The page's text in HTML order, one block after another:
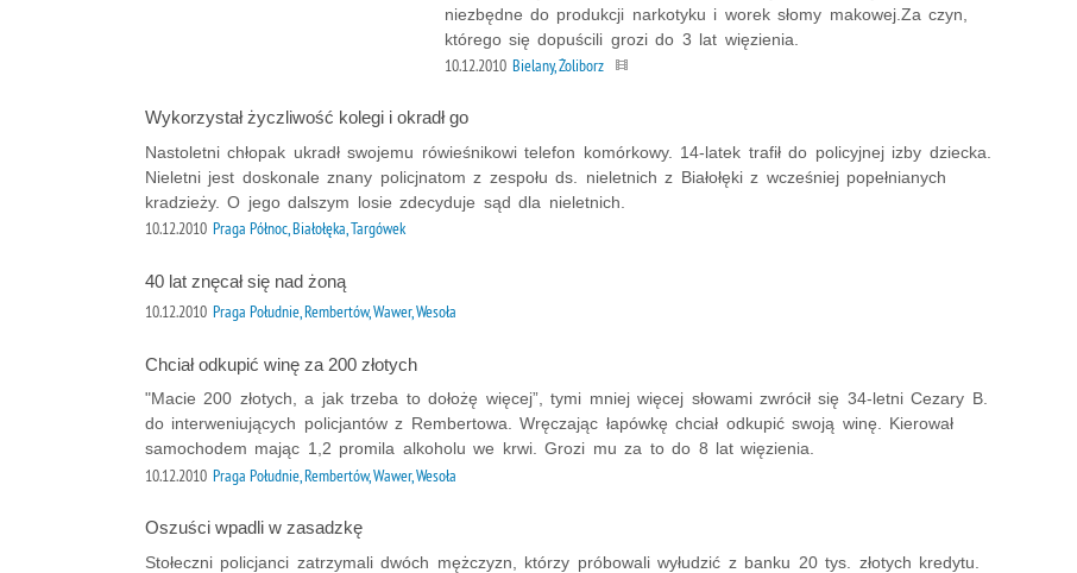
niezbędne do produkcji narkotyku i worek słomy makowej.Za czyn,
którego się dopuścili grozi do 3 lat więzienia.
10.12.2010 Bielany, Żoliborz
Wykorzystał życzliwość kolegi i okradł go
Nastoletni chłopak ukradł swojemu rówieśnikowi telefon komórkowy. 14-latek trafił do policyjnej izby dziecka.
Nieletni jest doskonale znany policjnatom z zespołu ds. nieletnich z Białołęki z wcześniej popełnianych
kradzieży. O jego dalszym losie zdecyduje sąd dla nieletnich.
10.12.2010 Praga Północ, Białołęka, Targówek
40 lat znęcał się nad żoną
10.12.2010 Praga Południe, Rembertów, Wawer, Wesoła
Chciał odkupić winę za 200 złotych
"Macie 200 złotych, a jak trzeba to dołożę więcej”, tymi mniej więcej słowami zwrócił się 34-letni Cezary B.
do interweniujących policjantów z Rembertowa. Wręczając łapówkę chciał odkupić swoją winę. Kierował
samochodem mając 1,2 promila alkoholu we krwi. Grozi mu za to do 8 lat więzienia.
10.12.2010 Praga Południe, Rembertów, Wawer, Wesoła
Oszuści wpadli w zasadzkę
Stołeczni policjanci zatrzymali dwóch mężczyzn, którzy próbowali wyłudzić z banku 20 tys. złotych kredytu.